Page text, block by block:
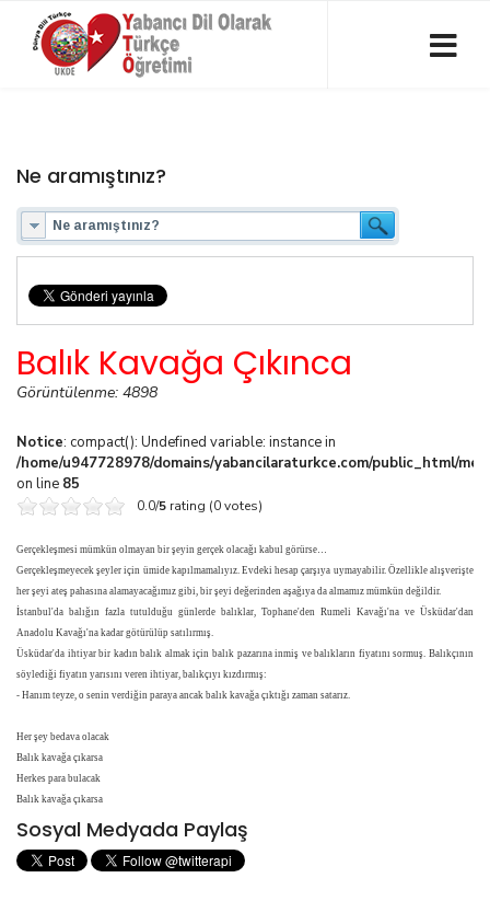
Ne aramıştınız?
Balık Kavağa Çıkınca
Görüntülenme: 4898
Notice: compact(): Undefined variable: instance in
/home/u947728978/domains/yabancilaraturkce.com/public_html/
on line 85
0.0/5 rating (0 votes)
Gerçekleşmesi mümkün olmayan bir şeyin gerçek olacağı kabul görürse…
Gerçekleşmeyecek şeyler için ümide kapılmamalıyız. Evdeki hesap çarşıya uymayabilir. Özellikle alışverişte
her şeyi ateş pahasına alamayacağımız gibi, bir şeyi değerinden aşağıya da almamız mümkün değildir.
İstanbul'da balığın fazla tutulduğu günlerde balıklar, Tophane'den Rumeli Kavağı'na ve Üsküdar'dan
Anadolu Kavağı'na kadar götürülüp satılırmış.
Üsküdar'da ihtiyar bir kadın balık almak için balık pazarına inmiş ve balıkların fiyatını sormuş. Balıkçının
söylediği fiyatın yarısını veren ihtiyar, balıkçıyı kızdırmış:
- Hanım teyze, o senin verdiğin paraya ancak balık kavağa çıktığı zaman satarız.
Her şey bedava olacak
Balık kavağa çıkarsa
Herkes para bulacak
Balık kavağa çıkarsa
Sosyal Medyada Paylaş